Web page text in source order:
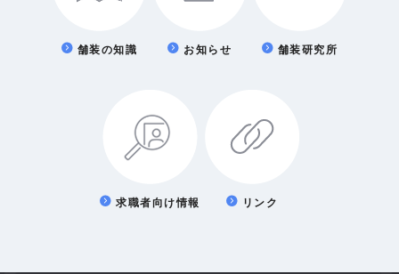
舗装の知識 お知らせ 舗装研究所
求職者向け情報 リンク